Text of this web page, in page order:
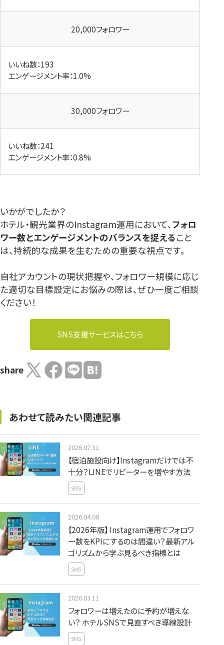
20,000フォロワー
いいね数：193
エンゲージメント率：1.0%
30,000フォロワー
いいね数：241
エンゲージメント率：0.8%
いかがでしたか？
ホテル・観光業界のInstagram運用において、 フォロ
ワー数とエンゲージメントのバランスを捉える こと
は、持続的な成果を生むための重要な視点です。
自社アカウントの現状把握や、フォロワー規模に応じ
た適切な目標設定にお悩みの際は、ぜひ一度ご相談
ください！
SNS支援サービスはこちら
share
あわせて読みたい関連記事
2026.07.31
【宿泊施設向け】Instagramだけでは不
十分？LINEでリピーターを増やす方法
SNS
2026.04.08
【2026年版】 Instagram運用でフォロワ
ー数をKPIにするのは間違い？最新アル
ゴリズムから学ぶ見るべき指標とは
SNS
2026.03.11
フォロワーは増えたのに予約が増えな
い？ ホテルSNSで見直すべき導線設計
SNS